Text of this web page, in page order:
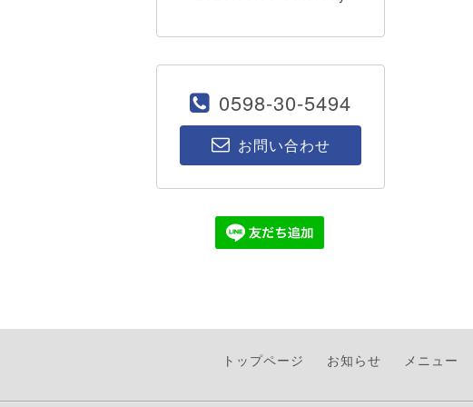
0598-30-5494
お問い合わせ
トップページ お知らせ メニュー